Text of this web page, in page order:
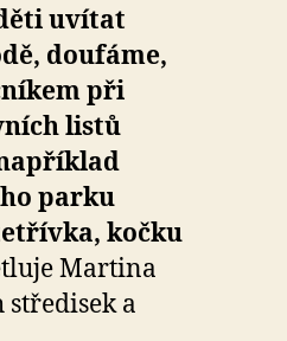
uvítat
doufáme,
při
listů
parku
kočku
Martina
a